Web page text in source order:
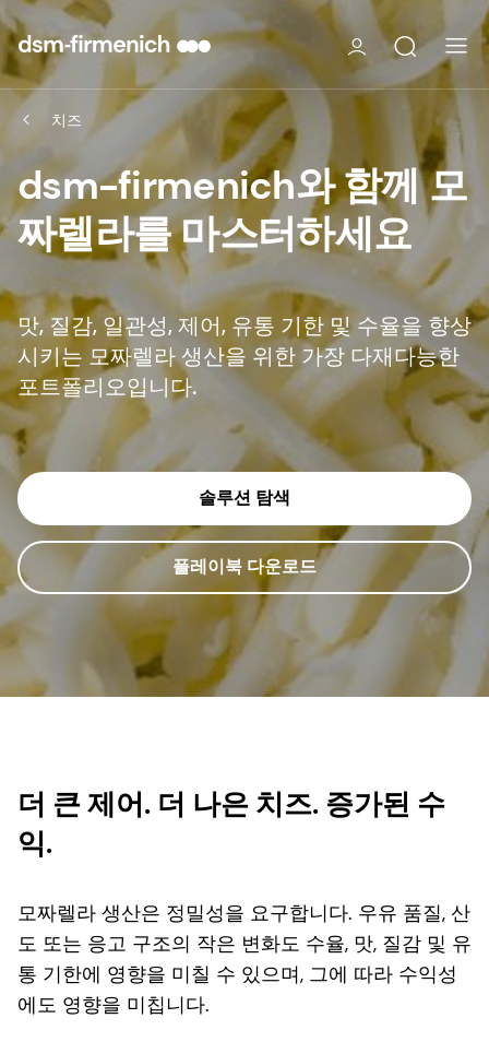
치즈
dsm-firmenich와 함께 모
짜렐라를 마스터하세요
맛, 질감, 일관성, 제어, 유통 기한 및 수율을 향상
시키는 모짜렐라 생산을 위한 가장 다재다능한
포트폴리오입니다.
솔루션 탐색
플레이북 다운로드
더 큰 제어. 더 나은 치즈. 증가된 수
익.
모짜렐라 생산은 정밀성을 요구합니다. 우유 품질, 산
도 또는 응고 구조의 작은 변화도 수율, 맛, 질감 및 유
통 기한에 영향을 미칠 수 있으며, 그에 따라 수익성
에도 영향을 미칩니다.